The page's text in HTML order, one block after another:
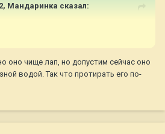
Мандаринка сказал:
оно чище лап, но допустим сейчас оно
водой. Так что протирать его по-